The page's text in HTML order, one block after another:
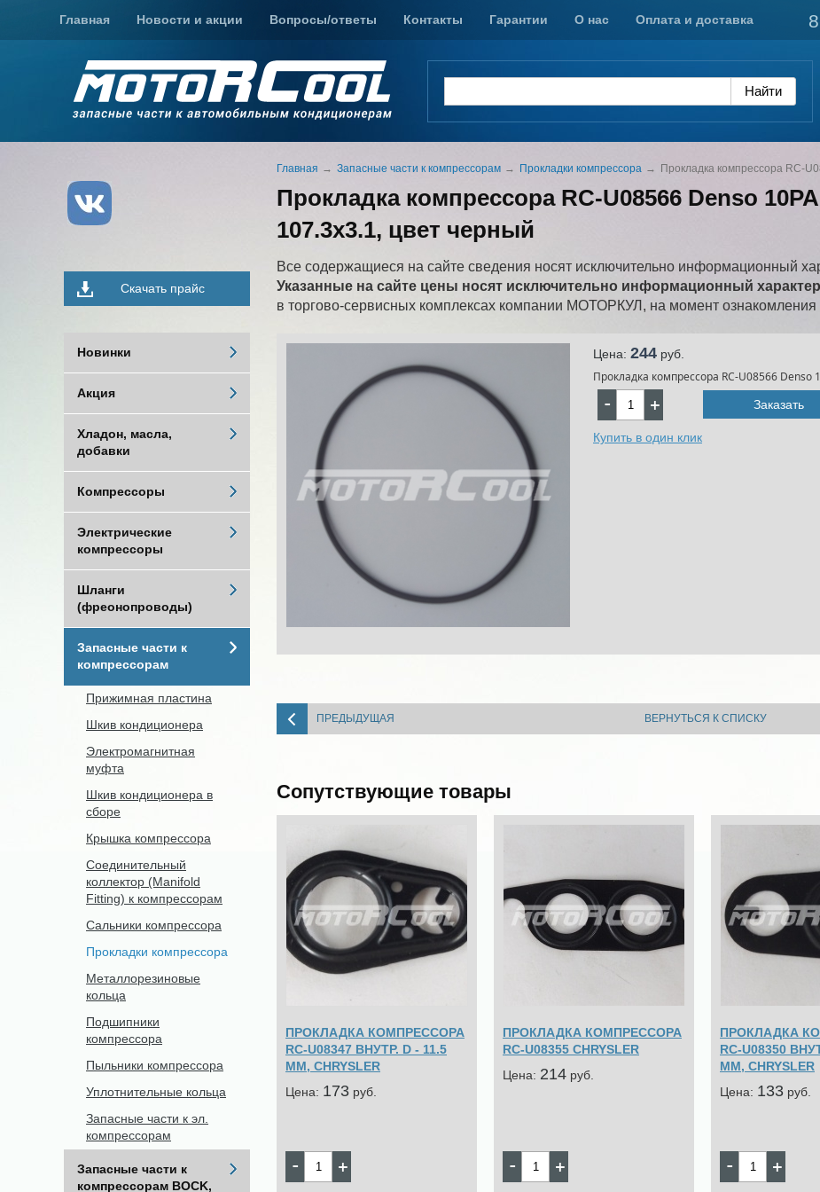
Главная Новости и акции Вопросы/ответы Контакты Гарантии О нас Оплата и доставка
Главная Запасные части к компрессорам Прокладки компрессора Прокладка компрессора RC-
Прокладка компрессора RC-U08566 Denso
107.3х3.1, цвет черный
Все содержащиеся на сайте сведения носят исключительно информационный
Указанные на сайте цены носят исключительно информационный
в торгово-сервисных комплексах компании МОТОРКУЛ, на момент ознакомления
Цена: 244 pуб.
Прокладка компрессора RC-U08566 Denso
Заказать
Купить в один клик
ПРЕДЫДУЩАЯ ВЕРНУТЬСЯ К СПИСКУ
Сопутствующие товары
ПРОКЛАДКА КОМПРЕССОРА
RC-U08347 ВНУТР. D - 11.5
MM, CHRYSLER
Цена: 173 pуб.
ПРОКЛАДКА КОМПРЕССОРА
RC-U08355 CHRYSLER
Цена: 214 pуб.
ПРОКЛАДКА
RC-U08350
MM, CHRYSLER
Цена: 133 pуб.
Скачать прайс
Новинки
Акция
Хладон, масла,
добавки
Компрессоры
Электрические
компрессоры
Шланги
(фреонопроводы)
Запасные части к
компрессорам
Прижимная пластина
Шкив кондиционера
Электромагнитная
муфта
Шкив кондиционера в
сборе
Крышка компрессора
Соединительный
коллектор (Manifold
Fitting) к компрессорам
Сальники компрессора
Прокладки компрессора
Металлорезиновые
кольца
Подшипники
компрессора
Пыльники компрессора
Уплотнительные кольца
Запасные части к эл.
компрессорам
Запасные части к
компрессорам BOCK,